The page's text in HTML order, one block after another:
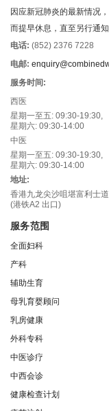
因应新冠肺炎的最新情况
而提早休息，直至另行通知
电话: (852) 2376 7228
电邮:
服务时间:
西医
星期一至五: 09:30-19:30,
星期六: 09:30-14:00
中医
星期一至五: 09:30-19:30,
星期六: 09:30-14:00
地址:
香港九龙尖沙咀堪富利士
(港铁A2 出口)
服务范围
全面妇科
产科
辅助生育
母乳育婴顾问
乳房健康
外科专科
中医诊疗
中西会诊
健康检查计划